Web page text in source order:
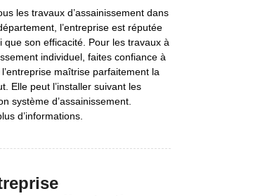
les travaux d’assainissement dans
l’entreprise est réputée
son efficacité. Pour les travaux à
individuel, faites confiance à
maîtrise parfaitement la
Elle peut l’installer suivant les
système d’assainissement.
d’informations.